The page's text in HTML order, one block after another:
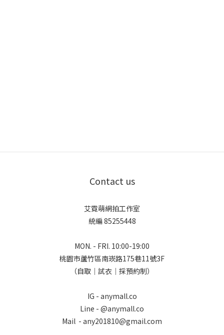
Contact us
艾霓萌網拍工作室
統編 85255448
MON. - FRI. 10:00-19:00
桃園市蘆竹區南崁路175巷11號3F
（自取｜試衣｜採預約制）
IG - anymall.co
Line - @anymall.co
Mail - any201810@gmail.com